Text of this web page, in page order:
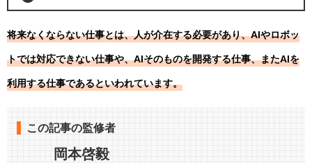
将来なくならない仕事とは、人が介在する必要があり、AIやロボッ
トでは対応できない仕事や、AIそのものを開発する仕事、またAIを
利用する仕事であるといわれています。
この記事の監修者
岡本啓毅